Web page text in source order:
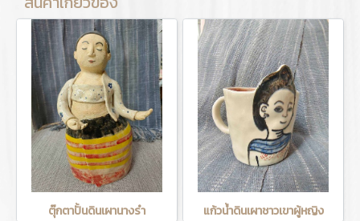
ตุ๊กตาปั้นดินเผานางรำ แก้วน้ำดินเผาชาวเขาผู้หญิง